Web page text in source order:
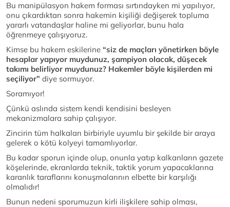
Bu manipülasyon hakem forması sırtındayken mi yapılıyor,
onu çıkardıktan sonra hakemin kişiliği değişerek topluma
yararlı vatandaşlar haline mi geliyorlar, bunu hala
öğrenmeye çalışıyoruz.
Kimse bu hakem eskilerine “siz de maçları yönetirken böyle
hesaplar yapıyor muydunuz, şampiyon olacak, düşecek
takımı belirliyor muydunuz? Hakemler böyle kişilerden mi
seçiliyor” diye sormuyor.
Soramıyor!
Çünkü aslında sistem kendi kendisini besleyen
mekanizmalara sahip çalışıyor.
Zincirin tüm halkaları birbiriyle uyumlu bir şekilde bir araya
gelerek o kötü kolyeyi tamamlıyorlar.
Bu kadar sporun içinde olup, onunla yatıp kalkanların gazete
köşelerinde, ekranlarda teknik, taktik yorum yapacaklarına
karanlık taraflarını konuşmalarının elbette bir karşılığı
olmalıdır!
Bunun nedeni sporumuzun kirli ilişkilere sahip olması,